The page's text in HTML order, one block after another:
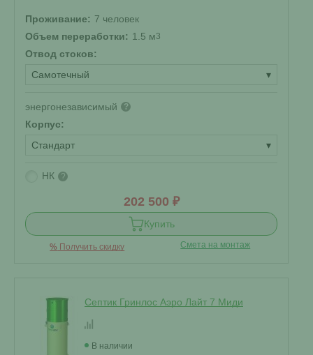
Проживание: 7 человек
Объем переработки: 1.5 м3
Отвод стоков:
Самотечный
▾
энергонезависимый ?
Корпус:
Стандарт
▾
НК ?
202 500 ₽
Купить
% Получить скидку Смета на монтаж
Септик Гринлос Аэро Лайт 7 Миди
В наличии